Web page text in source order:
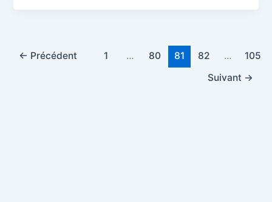
← Précédent 1 … 80 81 82 …
105
Suivant →